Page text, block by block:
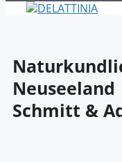
Schmitt &